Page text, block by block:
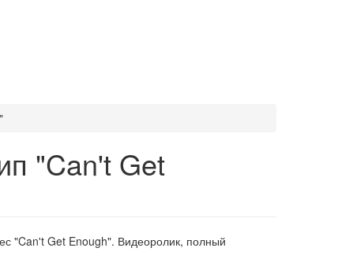
"Can't Get
"Can't Get Enough". Видеоролик, полный